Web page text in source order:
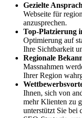
Gezielte
Webseite für
anzusprechen.
Top-Platzierung
Optimierung auf
Ihre Sichtbarkeit
Regionale
Massnahmen
Ihrer Region
Ihnen, sich von
mehr Klienten zu
unterstützt Sie bei